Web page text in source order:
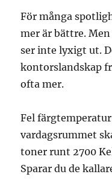
För många
mer är bättre.
ser inte lyxigt ut.
kontorslandskap
ofta mer.
Fel
vardagsrummet
toner runt 2700
Sparar du de